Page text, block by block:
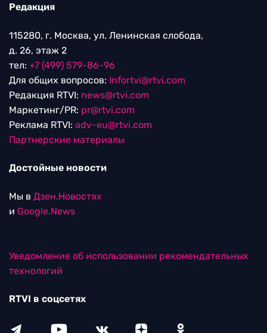
Редакция
115280, г. Москва, ул. Ленинская слобода,
д. 26, этаж 2
тел: +7 (499) 579-86-96
Для общих вопросов: Infortvi@rtvi.com
Редакция RTVI: news@rtvi.com
Маркетинг/PR: pr@rtvi.com
Реклама RTVI: adv-eu@rtvi.com
Партнерские материалы
Достойные новости
Мы в Дзен.Новостях
и Google.News
Уведомление об использовании рекомендательных
технологий
RTVI в соцсетях